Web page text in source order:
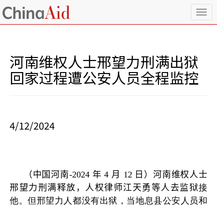
T
o
河南维权人士邢望力刑满出狱
回家过程遭公安人员全程监控
4/12/2024
（中国河南-2024 年 4 月 12 日）河南维权人士
邢望力刑满释放，人权律师江天勇等人去监狱接
他。但邢望力人都没有出狱，当地息县公安人员和